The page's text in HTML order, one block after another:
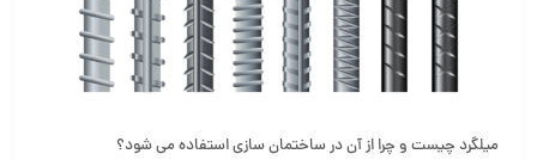
میلگرد چیست و چرا از آن در ساختمان سازی استفاده می شود؟